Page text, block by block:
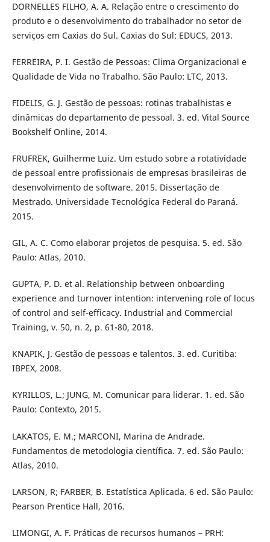
DORNELLES FILHO, A. A. Relação entre o crescimento do
produto e o desenvolvimento do trabalhador no setor de
serviços em Caxias do Sul. Caxias do Sul: EDUCS, 2013.
FERREIRA, P. I. Gestão de Pessoas: Clima Organizacional e
Qualidade de Vida no Trabalho. São Paulo: LTC, 2013.
FIDELIS, G. J. Gestão de pessoas: rotinas trabalhistas e
dinâmicas do departamento de pessoal. 3. ed. Vital Source
Bookshelf Online, 2014.
FRUFREK, Guilherme Luiz. Um estudo sobre a rotatividade
de pessoal entre profissionais de empresas brasileiras de
desenvolvimento de software. 2015. Dissertação de
Mestrado. Universidade Tecnológica Federal do Paraná.
2015.
GIL, A. C. Como elaborar projetos de pesquisa. 5. ed. São
Paulo: Atlas, 2010.
GUPTA, P. D. et al. Relationship between onboarding
experience and turnover intention: intervening role of locus
of control and self-efficacy. Industrial and Commercial
Training, v. 50, n. 2, p. 61-80, 2018.
KNAPIK, J. Gestão de pessoas e talentos. 3. ed. Curitiba:
IBPEX, 2008.
KYRILLOS, L.; JUNG, M. Comunicar para liderar. 1. ed. São
Paulo: Contexto, 2015.
LAKATOS, E. M.; MARCONI, Marina de Andrade.
Fundamentos de metodologia científica. 7. ed. São Paulo:
Atlas, 2010.
LARSON, R; FARBER, B. Estatística Aplicada. 6 ed. São Paulo:
Pearson Prentice Hall, 2016.
LIMONGI, A. F. Práticas de recursos humanos – PRH: